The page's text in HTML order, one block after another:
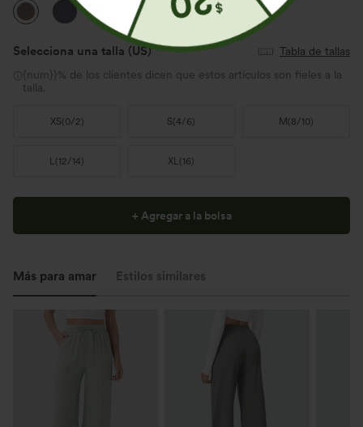
Selecciona una talla (US)
Tabla de tallas
{num}}% de los clientes dicen que estos artículos son fieles a la
talla.
XS(0/2) S(4/6) M (8/10)
L(12/14) XL(16)
+ Agregar a la bolsa
Más para amar Estilos similares